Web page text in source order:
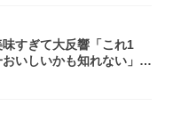
すぎて大反響「これ1
いしいかも知れない」